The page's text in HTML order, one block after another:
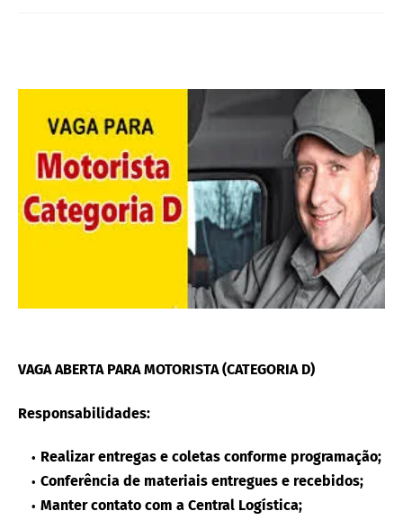
VAGA ABERTA PARA MOTORISTA (CATEGORIA D)
Responsabilidades:
Realizar entregas e coletas conforme programação;
Conferência de materiais entregues e recebidos;
Manter contato com a Central Logística;